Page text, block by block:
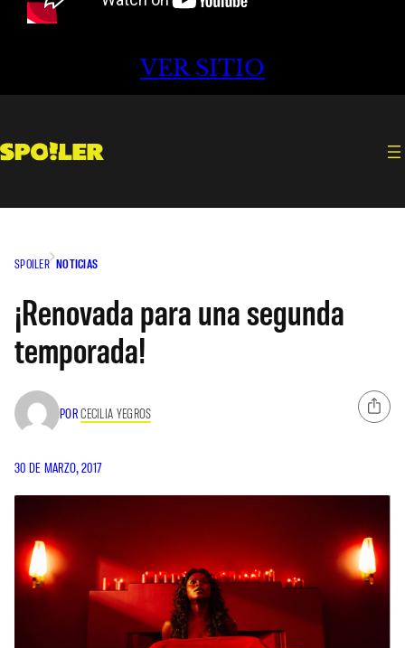
VER SITIO
SPOILER NOTICIAS
¡Renovada para una segunda
temporada!
PORCECILIA YEGROS
30 DE MARZO, 2017